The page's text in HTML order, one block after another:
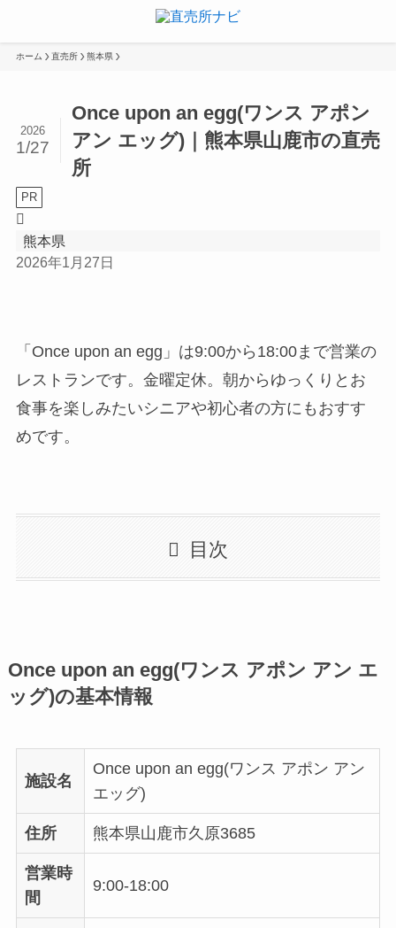
ホーム 直売所 熊本県
Once upon an egg(ワンス アポン
アン エッグ)｜熊本県山鹿市の直売
所
2026
1/27
PR
熊本県
2026年1月27日
「Once upon an egg」は9:00から18:00まで営業の
レストランです。金曜定休。朝からゆっくりとお
食事を楽しみたいシニアや初心者の方にもおすす
めです。
目次
Once upon an egg(ワンス アポン アン エ
ッグ)の基本情報
施設名
Once upon an egg(ワンス アポン アン
エッグ)
住所 熊本県山鹿市久原3685
営業時
間
9:00-18:00